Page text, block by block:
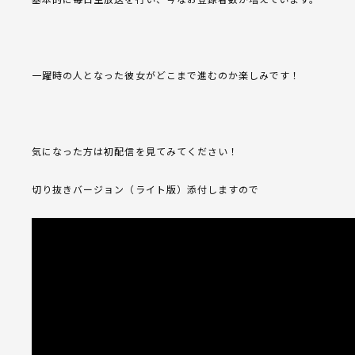
一躍時の人となった彼女がどこまで進むのか楽しみです！
気になった方は初配信を見てみてください！
切り抜きバージョン（ライト版）添付しますので